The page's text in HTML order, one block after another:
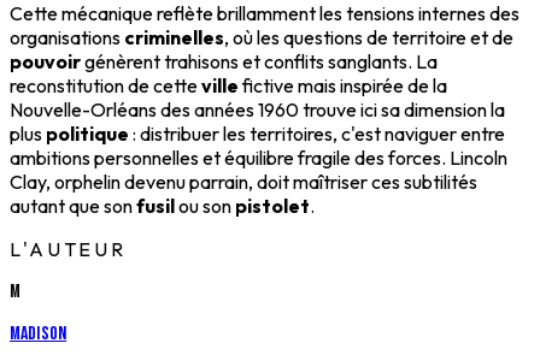
Cette mécanique reflète brillamment les tensions internes des
organisations criminelles, où les questions de territoire et de
pouvoirgénèrent trahisons et conflits sanglants. La
reconstitution de cettevillefictive mais inspirée de la
Nouvelle-Orléans des années 1960 trouve ici sa dimension la
plus politique : distribuer les territoires, c'est naviguer entre
ambitions personnelles et équilibre fragile des forces. Lincoln
Clay, orphelin devenu parrain, doit maîtriser ces subtilités
autant que sonfusilou son pistolet.
L'AUTEUR
M
Madison